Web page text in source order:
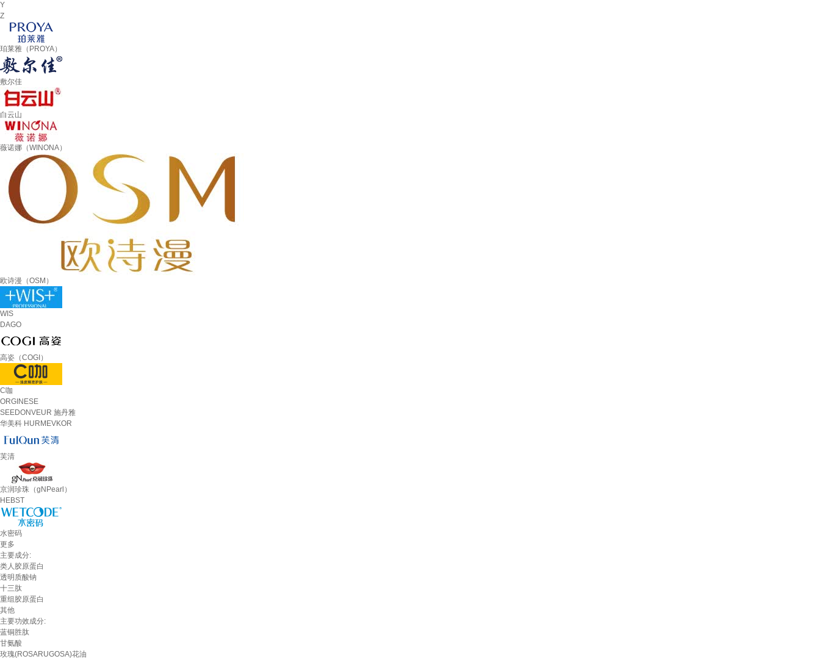
Y
Z
珀莱雅（PROYA）
敷尔佳
白云山
薇诺娜（WINONA）
欧诗漫（OSM）
WIS
DAGO
高姿（COGI）
C咖
ORGINESE
SEEDONVEUR 施丹雅
华美科 HURMEVKOR
芙清
京润珍珠（gNPearl）
HEBST
水密码
更多
主要成分:
类人胶原蛋白
透明质酸钠
十三肽
重组胶原蛋白
其他
主要功效成分:
蓝铜胜肽
甘氨酸
玫瑰(ROSARUGOSA)花油